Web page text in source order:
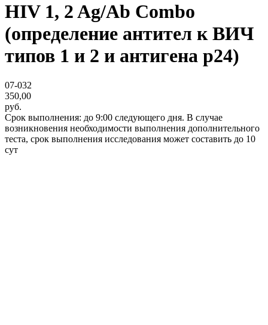
HIV 1, 2 Ag/Ab Combo
(определение антител к ВИЧ
типов 1 и 2 и антигена p24)
07-032
350,00
руб.
Срок выполнения: до 9:00 следующего дня. В случае
возникновения необходимости выполнения дополнительного
теста, срок выполнения исследования может составить до 10
сут